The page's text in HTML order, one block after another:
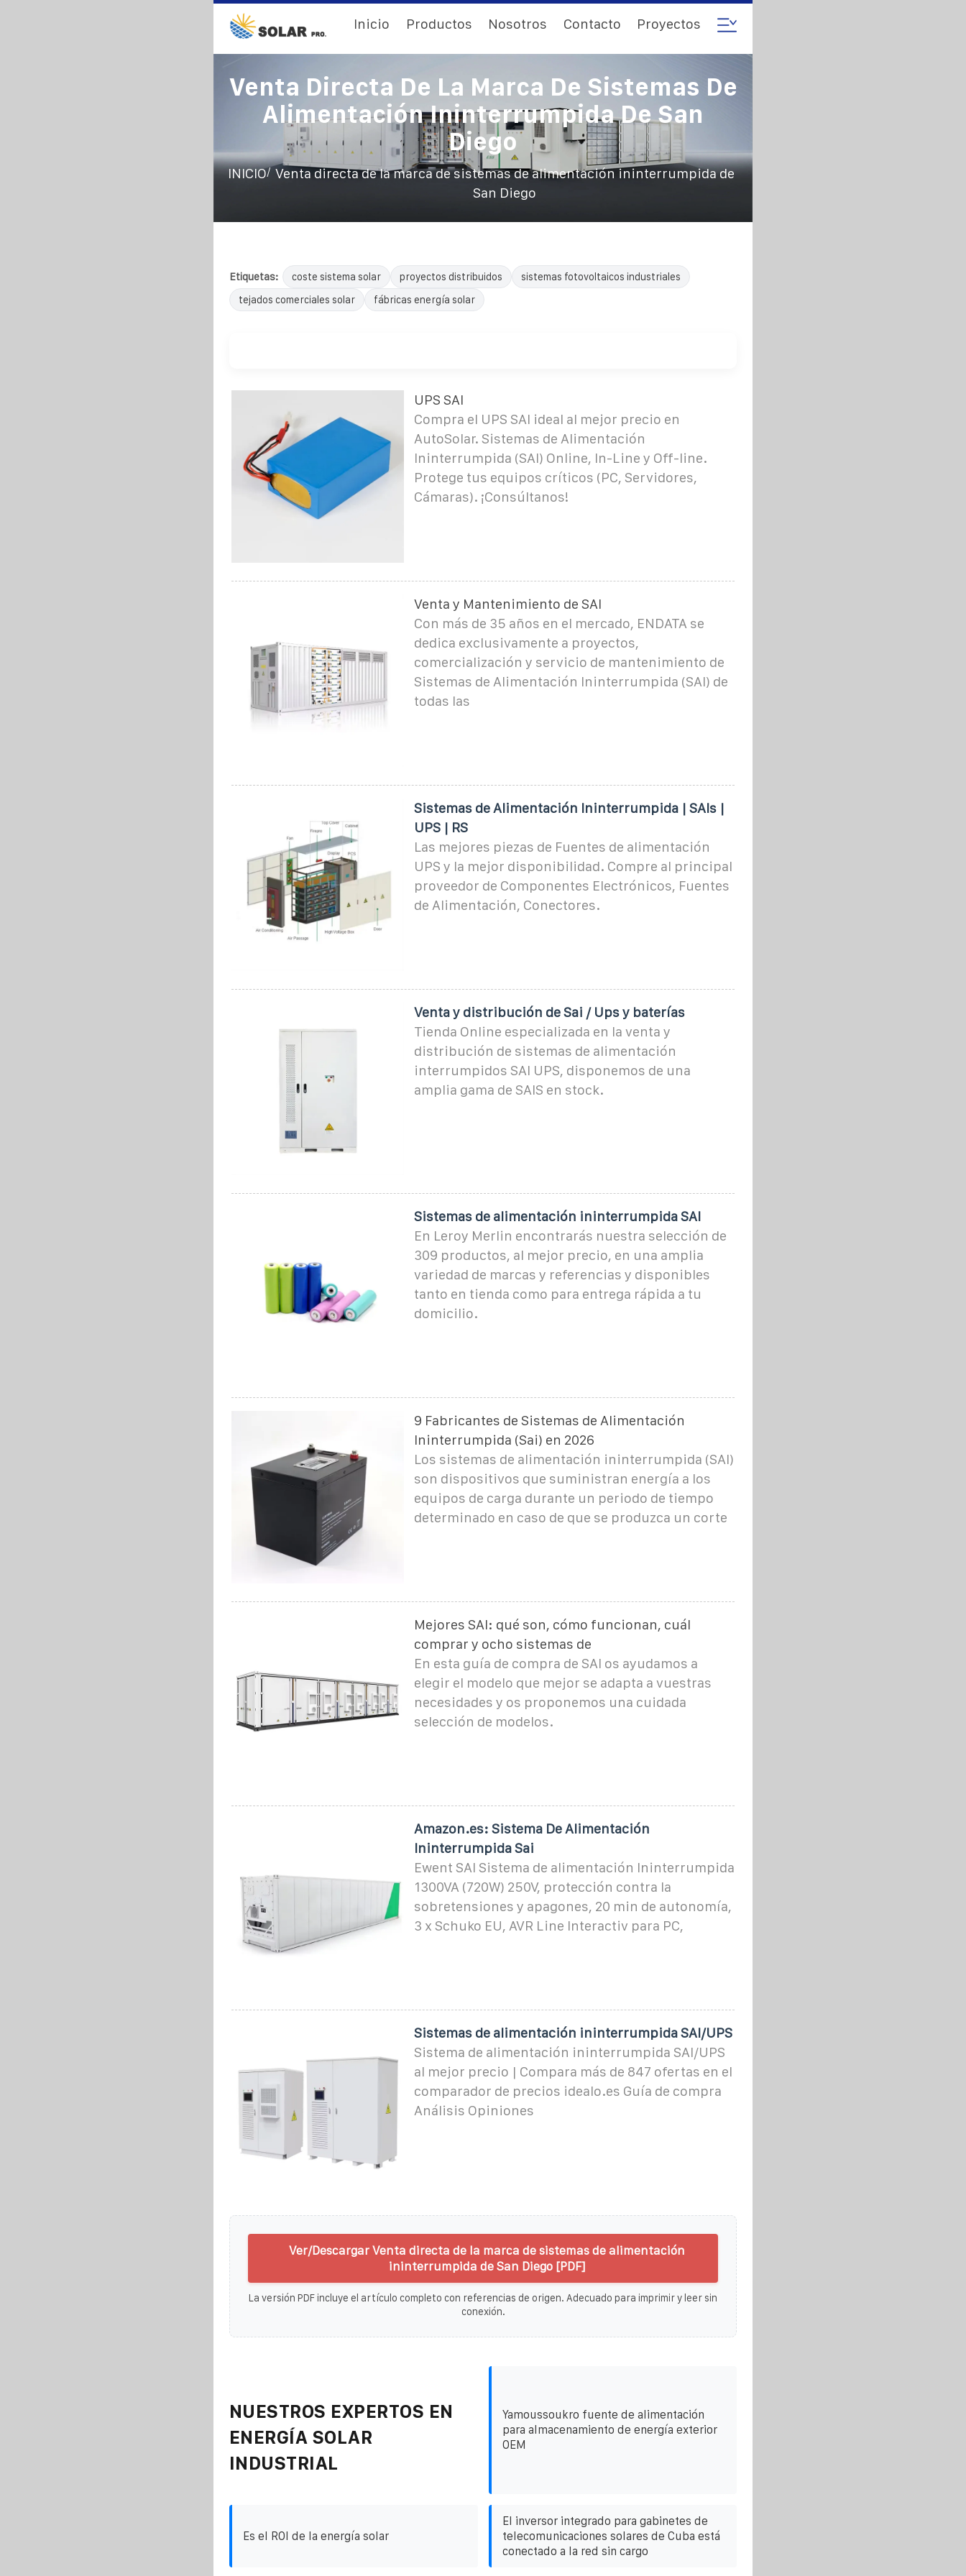
Inicio Productos Nosotros Contacto Proyectos
Venta Directa De La Marca De Sistemas De
Alimentación Ininterrumpida De San
Diego
INICIO/ Venta directa de la marca de sistemas de alimentación ininterrumpida de
San Diego
Etiquetas: coste sistema solar proyectos distribuidos
sistemas fotovoltaicos industriales
tejados comerciales solar
fábricas energía solar
UPS SAI
Compra el UPS SAI ideal al mejor precio en
AutoSolar. Sistemas de Alimentación
Ininterrumpida (SAI) Online, In-Line y Off-line.
Protege tus equipos críticos (PC, Servidores,
Cámaras). ¡Consúltanos!
Venta y Mantenimiento de SAI
Con más de 35 años en el mercado, ENDATA se
dedica exclusivamente a proyectos,
comercialización y servicio de mantenimiento de
Sistemas de Alimentación Ininterrumpida (SAI) de
todas las
Sistemas de Alimentación Ininterrumpida | SAIs |
UPS | RS
Las mejores piezas de Fuentes de alimentación
UPS y la mejor disponibilidad. Compre al principal
proveedor de Componentes Electrónicos, Fuentes
de Alimentación, Conectores.
Venta y distribución de Sai / Ups y baterías
Tienda Online especializada en la venta y
distribución de sistemas de alimentación
interrumpidos SAI UPS, disponemos de una
amplia gama de SAIS en stock.
Sistemas de alimentación ininterrumpida SAI
En Leroy Merlin encontrarás nuestra selección de
309 productos, al mejor precio, en una amplia
variedad de marcas y referencias y disponibles
tanto en tienda como para entrega rápida a tu
domicilio.
9 Fabricantes de Sistemas de Alimentación
Ininterrumpida (Sai) en 2026
Los sistemas de alimentación ininterrumpida (SAI)
son dispositivos que suministran energía a los
equipos de carga durante un periodo de tiempo
determinado en caso de que se produzca un corte
Mejores SAI: qué son, cómo funcionan, cuál
comprar y ocho sistemas de
En esta guía de compra de SAI os ayudamos a
elegir el modelo que mejor se adapta a vuestras
necesidades y os proponemos una cuidada
selección de modelos.
Amazon.es: Sistema De Alimentación
Ininterrumpida Sai
Ewent SAI Sistema de alimentación Ininterrumpida
1300VA (720W) 250V, protección contra la
sobretensiones y apagones, 20 min de autonomía,
3 x Schuko EU, AVR Line Interactiv para PC,
Sistemas de alimentación ininterrumpida SAI/UPS
Sistema de alimentación ininterrumpida SAI/UPS
al mejor precio | Compara más de 847 ofertas en el
comparador de precios idealo.es Guía de compra
Análisis Opiniones
Ver/Descargar Venta directa de la marca de sistemas de alimentación
ininterrumpida de San Diego [PDF]
La versión PDF incluye el artículo completo con referencias de origen. Adecuado para imprimir y leer sin
conexión.
NUESTROS EXPERTOS EN
ENERGÍA SOLAR
INDUSTRIAL
Yamoussoukro fuente de alimentación
para almacenamiento de energía exterior
OEM
Es el ROI de la energía solar
El inversor integrado para gabinetes de
telecomunicaciones solares de Cuba está
conectado a la red sin cargo